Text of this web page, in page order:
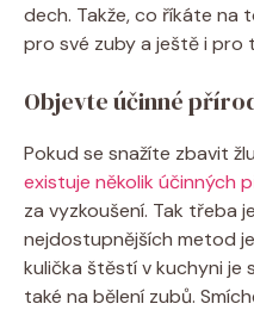
dech. Takže, co říkáte na
pro své zuby a ještě i pro
Objevte účinné
Pokud se snažíte zbavit
existuje několik účinných
za vyzkoušení. Tak třeba
nejdostupnějších metod
kulička štěstí v kuchyni je
také na bělení zubů.